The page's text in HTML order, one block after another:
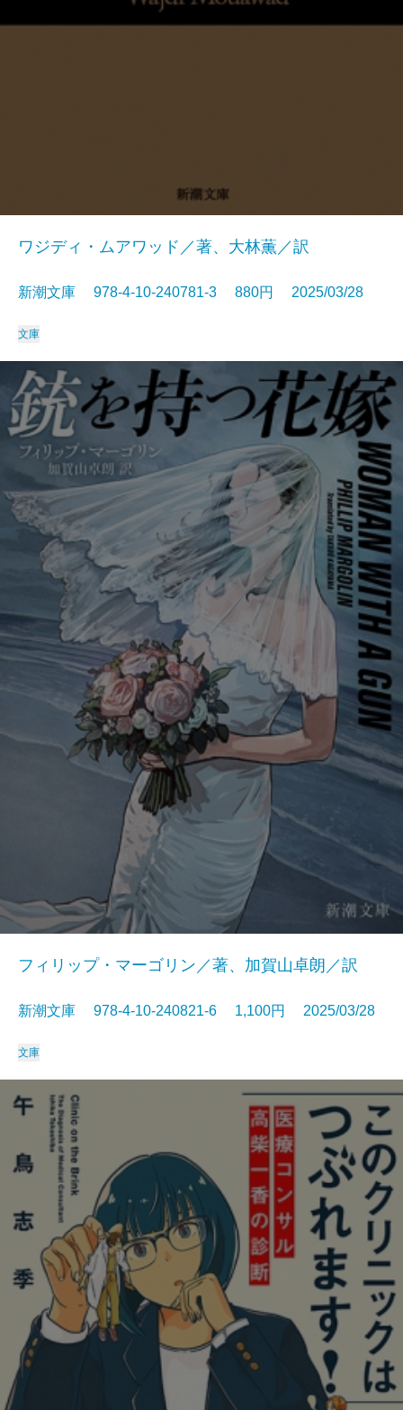
ワジディ・ムアワッド／著、大林薫／訳
新潮文庫 978-4-10-240781-3 880円 2025/03/28
文庫
フィリップ・マーゴリン／著、加賀山卓朗／訳
新潮文庫 978-4-10-240821-6 1,100円 2025/03/28
文庫